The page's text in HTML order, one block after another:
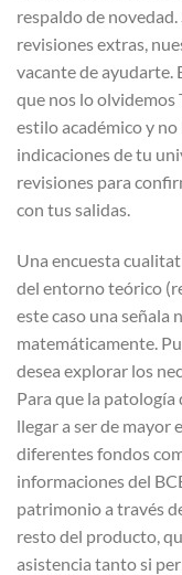
respaldo de
revisiones extras,
vacante de ayudarte.
que nos lo olvidemos
estilo académico y
indicaciones de tu
revisiones para
con tus salidas.
Una encuesta
del entorno teórico
este caso una señala
matemáticamente.
desea explorar los
Para que la
llegar a ser de mayor
diferentes fondos
informaciones del
patrimonio a través
resto del producto,
asistencia tanto si